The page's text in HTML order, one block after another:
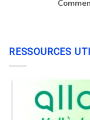
RESSOURCES